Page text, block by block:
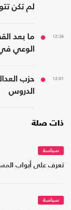
لم تكن
12:26
ما بعد
الوعي
12:01
الدروس
ذات صلة
سياسة
تعرف على أبواب
سياسة